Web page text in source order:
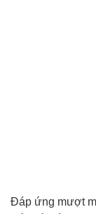
Đáp ứng mượt